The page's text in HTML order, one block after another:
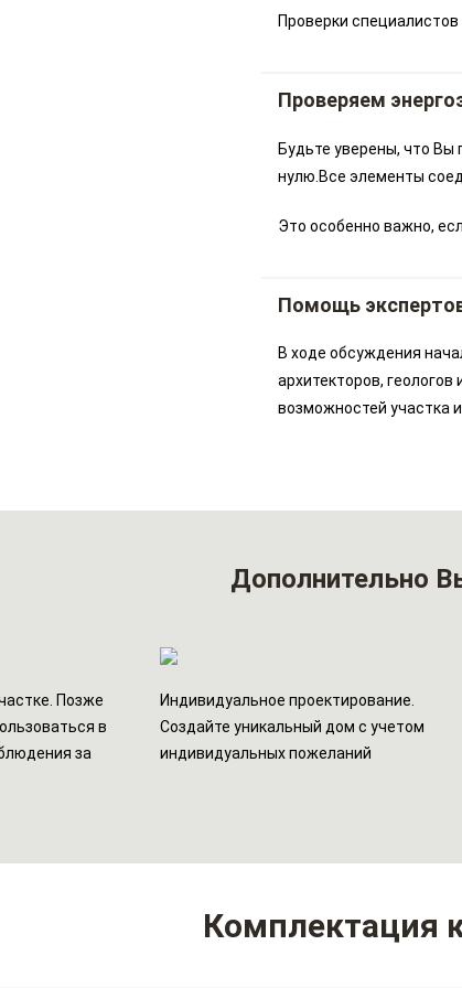
Проверки
Проверяем
Будьте уверены, что Вы
нулю.Все элементы
Это особенно важно,
Помощь
В ходе обсуждения
архитекторов,
возможностей участка
Дополнительно
Позже
в
за
Индивидуальное проектирование.
Создайте уникальный дом с учетом
индивидуальных пожеланий
Комплектация